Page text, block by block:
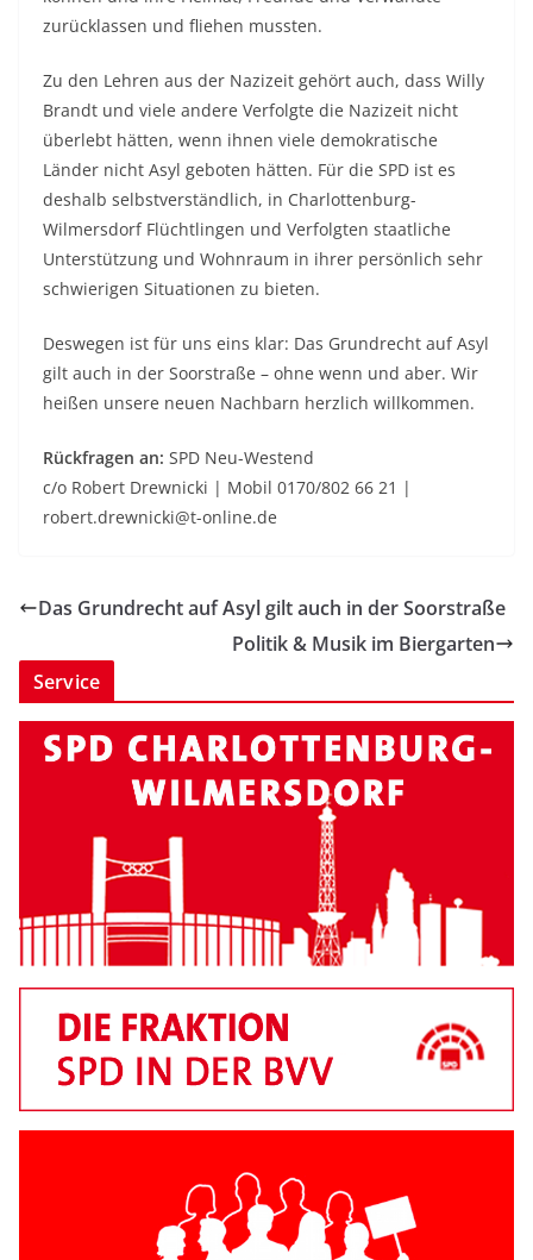
zurücklassen und fliehen mussten.
Zu den Lehren aus der Nazizeit gehört auch, dass Willy
Brandt und viele andere Verfolgte die Nazizeit nicht
überlebt hätten, wenn ihnen viele demokratische
Länder nicht Asyl geboten hätten. Für die SPD ist es
deshalb selbstverständlich, in Charlottenburg-
Wilmersdorf Flüchtlingen und Verfolgten staatliche
Unterstützung und Wohnraum in ihrer persönlich sehr
schwierigen Situationen zu bieten.
Deswegen ist für uns eins klar: Das Grundrecht auf Asyl
gilt auch in der Soorstraße – ohne wenn und aber. Wir
heißen unsere neuen Nachbarn herzlich willkommen.
Rückfragen an: SPD Neu-Westend
c/o Robert Drewnicki | Mobil 0170/802 66 21 |
robert.drewnicki@t-online.de
Das Grundrecht auf Asyl gilt auch in der Soorstraße
Politik & Musik im Biergarten
Service